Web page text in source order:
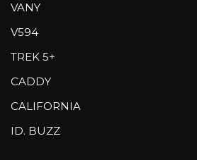
VANY
V594
TREK 5+
CADDY
CALIFORNIA
ID. BUZZ